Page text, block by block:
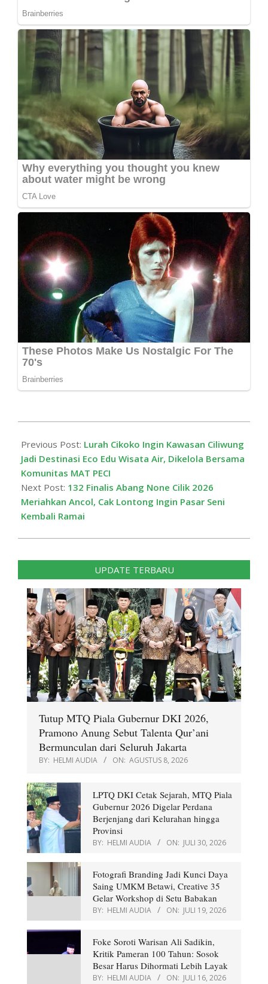
06-
27
Previous Post: Lurah Cikoko Ingin Kawasan Ciliwung
Jadi Destinasi Eco Edu Wisata Air, Dikelola Bersama
Komunitas MAT PECI
Next Post: 132 Finalis Abang None Cilik 2026
Meriahkan Ancol, Cak Lontong Ingin Pasar Seni
Kembali Ramai
UPDATE TERBARU
Tutup MTQ Piala Gubernur DKI 2026,
Pramono Anung Sebut Talenta Qur’ani
Bermunculan dari Seluruh Jakarta
BY: HELMI AUDIA ON: AGUSTUS 8, 2026
LPTQ DKI Cetak Sejarah, MTQ Piala
Gubernur 2026 Digelar Perdana
Berjenjang dari Kelurahan hingga
Provinsi
BY: HELMI AUDIA ON: JULI 30, 2026
Fotografi Branding Jadi Kunci Daya
Saing UMKM Betawi, Creative 35
Gelar Workshop di Setu Babakan
BY: HELMI AUDIA ON: JULI 19, 2026
Foke Soroti Warisan Ali Sadikin,
Kritik Pameran 100 Tahun: Sosok
Besar Harus Dihormati Lebih Layak
BY: HELMI AUDIA ON: JULI 16, 2026